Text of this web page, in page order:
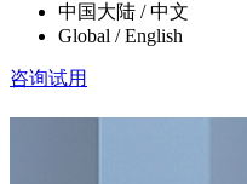
中国大陆 / 中文
Global / English
咨询试用